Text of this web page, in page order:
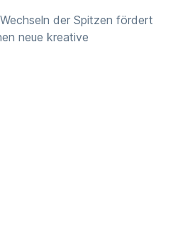
der Spitzen fördert
neue kreative